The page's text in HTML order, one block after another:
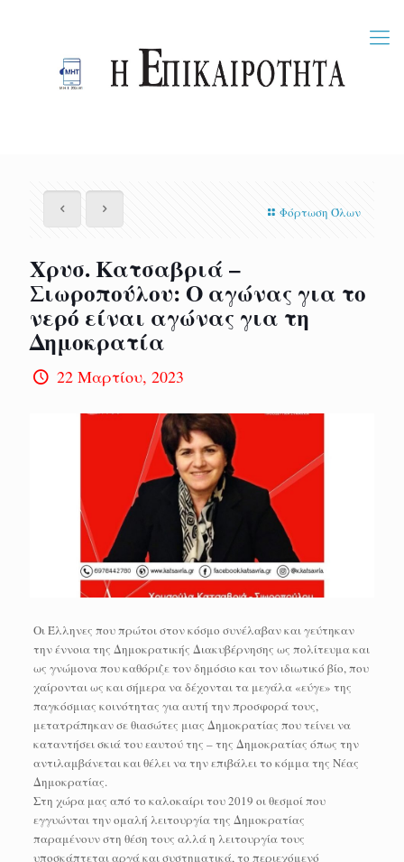
Φόρτωση Όλων
Χρυσ. Κατσαβριά –
Σιωροπούλου: Ο αγώνας για το
νερό είναι αγώνας για τη
Δημοκρατία
22 Μαρτίου, 2023
Οι Έλληνες που πρώτοι στον κόσμο συνέλαβαν και γεύτηκαν
την έννοια της Δημοκρατικής Διακυβέρνησης ως πολίτευμα και
ως γνώμονα που καθόριζε τον δημόσιο και τον ιδιωτικό βίο, που
χαίρονται ως και σήμερα να δέχονται τα μεγάλα «εύγε» της
παγκόσμιας κοινότητας για αυτή την προσφορά τους,
μετατράπηκαν σε θιασώτες μιας Δημοκρατίας που τείνει να
καταντήσει σκιά του εαυτού της – της Δημοκρατίας όπως την
αντιλαμβάνεται και θέλει να την επιβάλει το κόμμα της Νέας
Δημοκρατίας.
Στη χώρα μας από το καλοκαίρι του 2019 οι θεσμοί που
εγγυώνται την ομαλή λειτουργία της Δημοκρατίας
παραμένουν στη θέση τους αλλά η λειτουργία τους
υποσκάπτεται αργά και συστηματικά, το περιεχόμενό